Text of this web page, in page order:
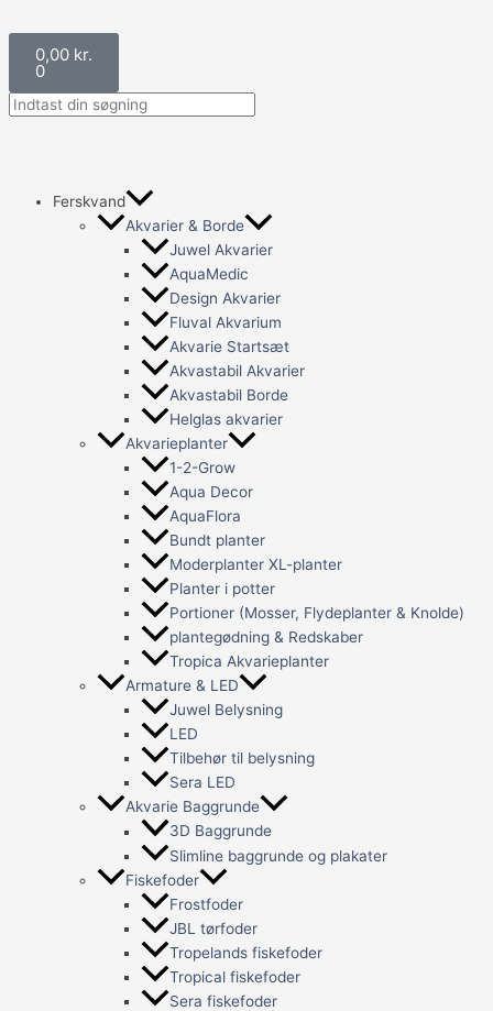
til
indholdet
0,00 kr.
0
Kurv
Ferskvand
Akvarier & Borde
Juwel Akvarier
AquaMedic
Design Akvarier
Fluval Akvarium
Akvarie Startsæt
Akvastabil Akvarier
Akvastabil Borde
Helglas akvarier
Akvarieplanter
1-2-Grow
Aqua Decor
AquaFlora
Bundt planter
Moderplanter XL-planter
Planter i potter
Portioner (Mosser, Flydeplanter & Knolde)
plantegødning & Redskaber
Tropica Akvarieplanter
Armature & LED
Juwel Belysning
LED
Tilbehør til belysning
Sera LED
Akvarie Baggrunde
3D Baggrunde
Slimline baggrunde og plakater
Fiskefoder
Frostfoder
JBL tørfoder
Tropelands fiskefoder
Tropical fiskefoder
Sera fiskefoder